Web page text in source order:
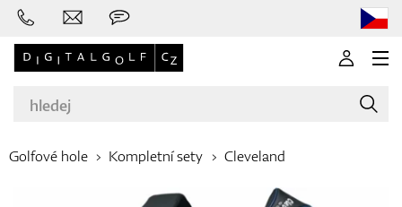
Značky
Golfové hole Kompletní sety Cleveland